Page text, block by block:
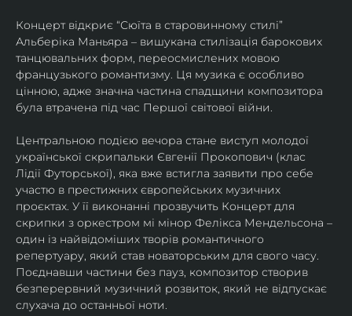
Концерт відкриє “Сюїта в старовинному стилі”
Альберіка Маньяра – вишукана стилізація барокових
танцювальних форм, переосмислених мовою
французького романтизму. Ця музика є особливо
цінною, адже значна частина спадщини композитора
була втрачена під час Першої світової війни.
Центральною подією вечора стане виступ молодої
української скрипальки Євгенії Прокопович (клас
Лідії Футорської), яка вже встигла заявити про себе
участю в престижних європейських музичних
проєктах. У її виконанні прозвучить Концерт для
скрипки з оркестром мі мінор Фелікса Мендельсона –
один із найвідоміших творів романтичного
репертуару, який став новаторським для свого часу.
Поєднавши частини без пауз, композитор створив
безперервний музичний розвиток, який не відпускає
слухача до останньої ноти.